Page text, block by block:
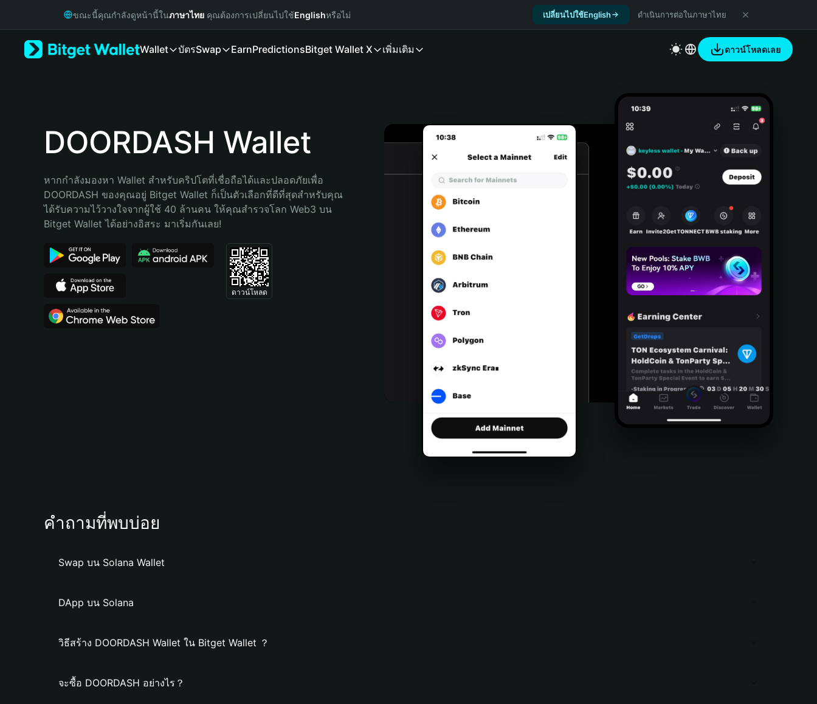
Русский
Bahasa Indonesia
Português (Brasil)
ขณะนี้คุณกำลังดูหน้านี้ในภาษาไทย คุณต้องการเปลี่ยนไปใช้Englishหรือไม่ เปลี่ยนไปใช้English ดำเนินการต่อในภาษาไทย
Wallet บัตรSwap EarnPredictionsBitget Wallet X เพิ่มเติม ดาวน์โหลดเลย
DOORDASH Wallet
หากกำลังมองหา Wallet สำหรับคริปโตที่เชื่อถือได้และปลอดภัยเพื่อ
DOORDASH ของคุณอยู่ Bitget Wallet ก็เป็นตัวเลือกที่ดีที่สุดสำหรับคุณ
ได้รับความไว้วางใจจากผู้ใช้ 40 ล้านคน ให้คุณสำรวจโลก Web3 บน
Bitget Wallet ได้อย่างอิสระ มาเริ่มกันเลย!
ดาวน์โหลด
คำถามที่พบบ่อย
Swap บน Solana Wallet
DApp บน Solana
วิธีสร้าง DOORDASH Wallet ใน Bitget Wallet ？
จะซื้อ DOORDASH อย่างไร？